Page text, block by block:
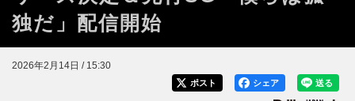
独だ」配信開始
2026年2月14日 / 15:30
送る
シェア
ポスト